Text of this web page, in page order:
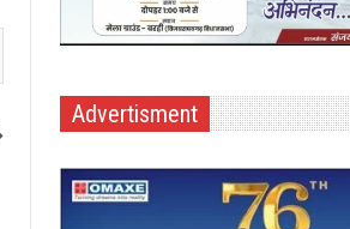
Advertisment